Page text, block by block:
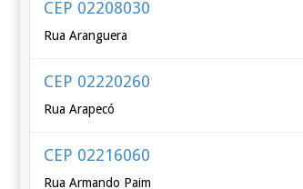
CEP 02208030
Rua Aranguera
CEP 02220260
Rua Arapecó
CEP 02216060
Rua Armando Paim